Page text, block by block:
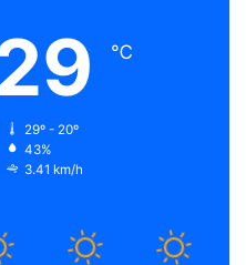
℃
29º - 20º
43%
3.41 km/h